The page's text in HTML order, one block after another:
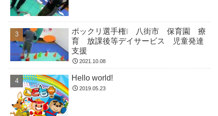
ポックリ選手権❕ 八街市 保育園 療
育 放課後等デイサービス 児童発達
支援
2021.10.08
Hello world!
2019.05.23